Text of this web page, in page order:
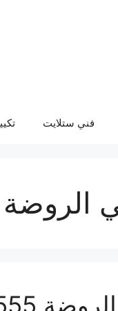
فني ستلايت
الروضة